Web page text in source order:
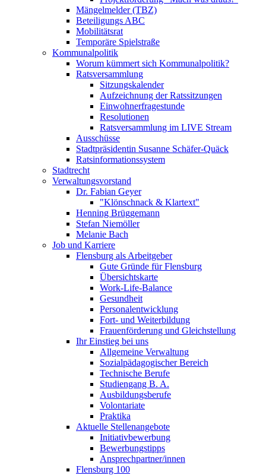
Mängelmelder (TBZ)
Beteiligungs ABC
Mobilitätsrat
Temporäre Spielstraße
Kommunalpolitik
Worum kümmert sich Kommunalpolitik?
Ratsversammlung
Sitzungskalender
Aufzeichnung der Ratssitzungen
Einwohnerfragestunde
Resolutionen
Ratsversammlung im LIVE Stream
Ausschüsse
Stadtpräsidentin Susanne Schäfer-Quäck
Ratsinformationssystem
Stadtrecht
Verwaltungsvorstand
Dr. Fabian Geyer
"Klönschnack & Klartext"
Henning Brüggemann
Stefan Niemöller
Melanie Bach
Job und Karriere
Flensburg als Arbeitgeber
Gute Gründe für Flensburg
Übersichtskarte
Work-Life-Balance
Gesundheit
Personalentwicklung
Fort- und Weiterbildung
Frauenförderung und Gleichstellung
Ihr Einstieg bei uns
Allgemeine Verwaltung
Sozialpädagogischer Bereich
Technische Berufe
Studiengang B. A.
Ausbildungsberufe
Volontariate
Praktika
Aktuelle Stellenangebote
Initiativbewerbung
Bewerbungstipps
Ansprechpartner/innen
Flensburg 100